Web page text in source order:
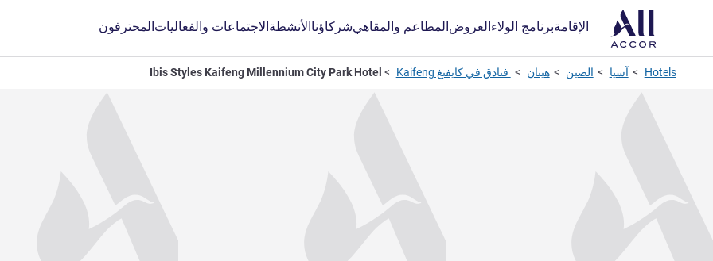
الإقامةبرنامج الولاءالعروضالمطاعم والمقاهيشركاؤناالأنشطةالاجتماعات والفعالياتالمحترفون
Hotels آسيا الصين هينان فنادق في كايفنغ Kaifeng Ibis Styles Kaifeng Millennium City Park Hotel